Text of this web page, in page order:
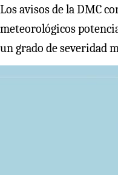
Los avisos de la DMC
meteorológicos
un grado de severidad